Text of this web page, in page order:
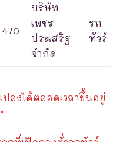
470
บริษัท
เพชร
ประเสริฐ
จำกัด
รถ
ทัวร์
ลงได้ตลอดเวลาขึ้นอยู่